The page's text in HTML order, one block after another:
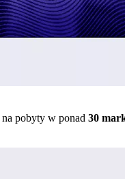
na pobyty w ponad 30